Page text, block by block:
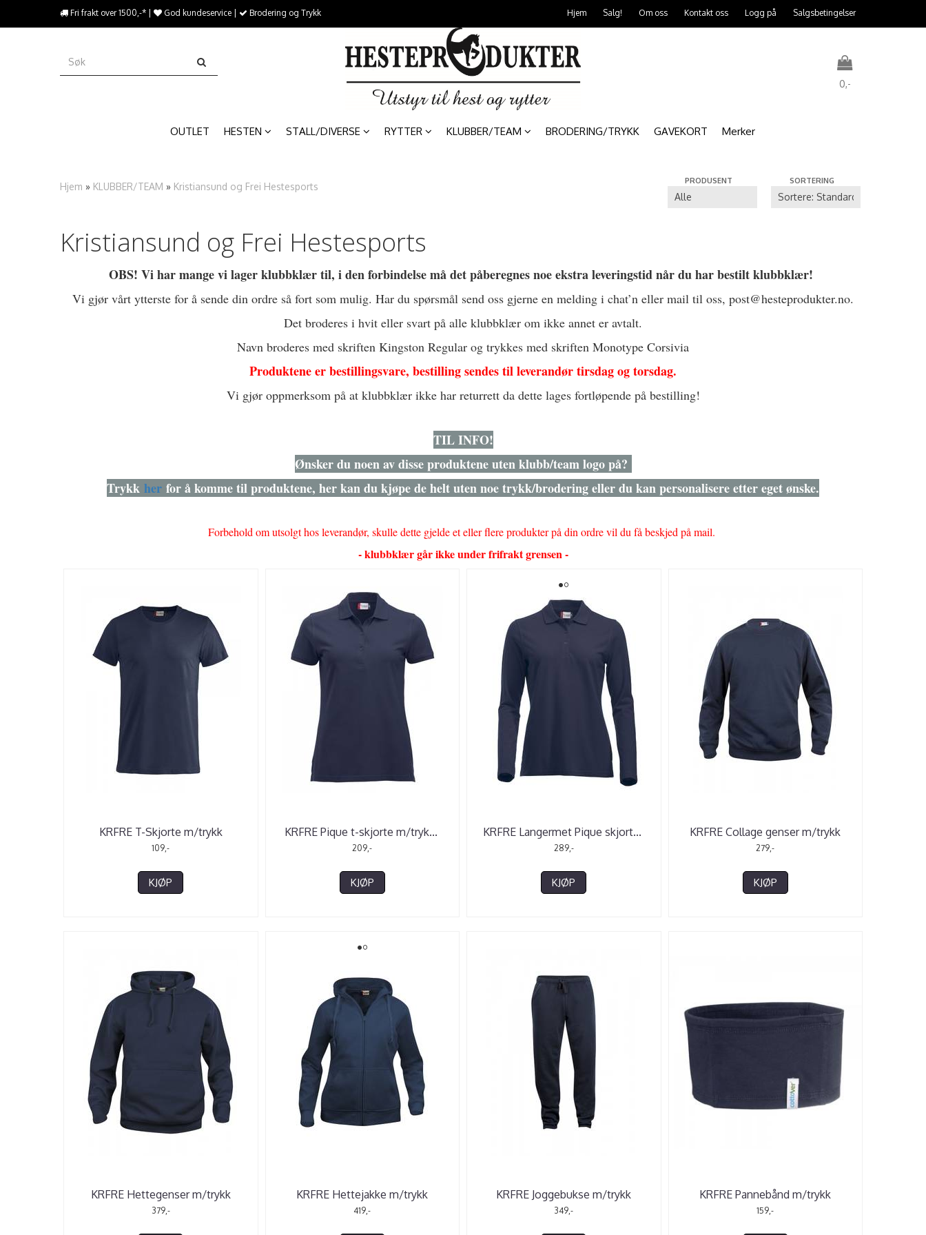
{/literal}����������
Fri frakt over 1500,-* | God kundeservice | Brodering og Trykk Hjem Salg! Om oss Kontakt oss Logg på Salgsbetingelser
0,-
OUTLET HESTEN STALL/DIVERSE RYTTER KLUBBER/TEAM BRODERING/TRYKK GAVEKORT Merker
Hjem » KLUBBER/TEAM » Kristiansund og Frei Hestesports PRODUSENT SORTERING
Kristiansund og Frei Hestesports
OBS! Vi har mange vi lager klubbklær til, i den forbindelse må det påberegnes noe ekstra leveringstid når du har bestilt klubbklær!
Vi gjør vårt ytterste for å sende din ordre så fort som mulig. Har du spørsmål send oss gjerne en melding i chat’n eller mail til oss, post@hesteprodukter.no.
Det broderes i hvit eller svart på alle klubbklær om ikke annet er avtalt.
Navn broderes med skriften Kingston Regular og trykkes med skriften Monotype Corsivia
Produktene er bestillingsvare, bestilling sendes til leverandør tirsdag og torsdag.
Vi gjør oppmerksom på at klubbklær ikke har returrett da dette lages fortløpende på bestilling!
TIL INFO!
Ønsker du noen av disse produktene uten klubb/team logo på?
Trykk her for å komme til produktene, her kan du kjøpe de helt uten noe trykk/brodering eller du kan personalisere etter eget ønske.
Forbehold om utsolgt hos leverandør, skulle dette gjelde et eller flere produkter på din ordre vil du få beskjed på mail.
- klubbklær går ikke under frifrakt grensen -
KRFRE T-Skjorte m/trykk
109,-
KJØP
KRFRE Pique t-skjorte m/tryk...
209,-
KJØP
KRFRE Langermet Pique skjort...
289,-
KJØP
KRFRE Collage genser m/trykk
279,-
KJØP
KRFRE Hettegenser m/trykk
379,-
KRFRE Hettejakke m/trykk
419,-
KRFRE Joggebukse m/trykk
349,-
KRFRE Pannebånd m/trykk
159,-
Trykk ENTER for å søke